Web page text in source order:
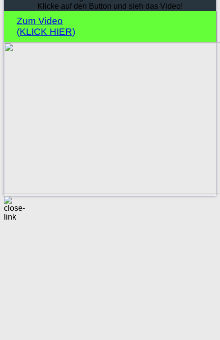
Klicke auf den Button und sieh das Video!
Zum Video
(KLICK HIER)